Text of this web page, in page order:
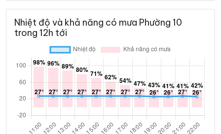
Nhiệt độ và khả năng có mưa Phường 10
trong 12h tới